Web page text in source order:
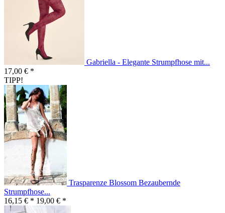
Gabriella - Elegante Strumpfhose mit...
17,00 € *
TIPP!
Trasparenze Blossom Bezaubernde
Strumpfhose...
16,15 € * 19,00 € *